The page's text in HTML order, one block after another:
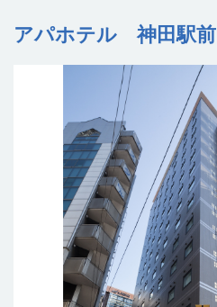
アパホテル 神田駅前